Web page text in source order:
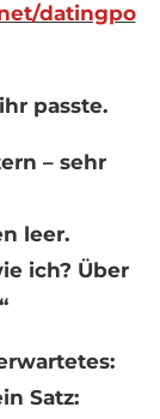
datingpo
passte.
– sehr
leer.
ich? Über
Satz: